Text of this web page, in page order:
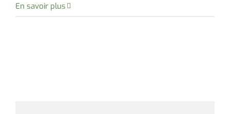
En savoir plus